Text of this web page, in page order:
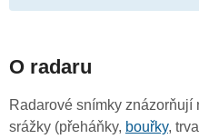
O radaru
Radarové snímky znázorňují
srážky (přeháňky, bouřky,